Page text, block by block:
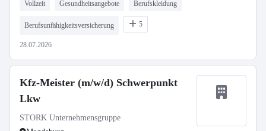
Vollzeit Gesundheitsangebote Berufskleidung
Berufsunfähigkeitsversicherung 5
28.07.2026
Kfz-Meister (m/w/d) Schwerpunkt
Lkw
STORK Unternehmensgruppe